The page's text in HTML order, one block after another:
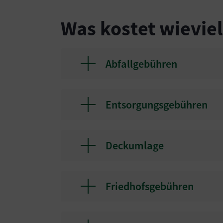
Was kostet
Abfallgebühren
Entsorgungsgebühren
Deckumlage
Friedhofsgebühren